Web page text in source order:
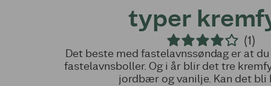
typer
(1)
Det beste med fastelavnssøndag er at
fastelavnsboller. Og i år blir det tre
jordbær og vanilje. Kan det bli